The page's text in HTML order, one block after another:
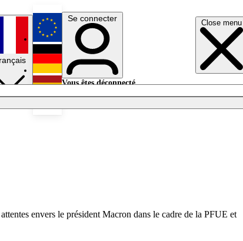
Close menu
English
Deutsch
Se connecter
Vous êtes déconnecté.
envers le président Macron dans le cadre de la PFUE et